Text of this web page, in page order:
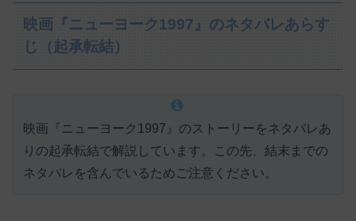
映画『ニューヨーク1997』のネタバレあらす
じ（起承転結）
映画『ニューヨーク1997』のストーリーをネタバレあ
りの起承転結で解説しています。この先、結末までの
ネタバレを含んでいるためご注意ください。